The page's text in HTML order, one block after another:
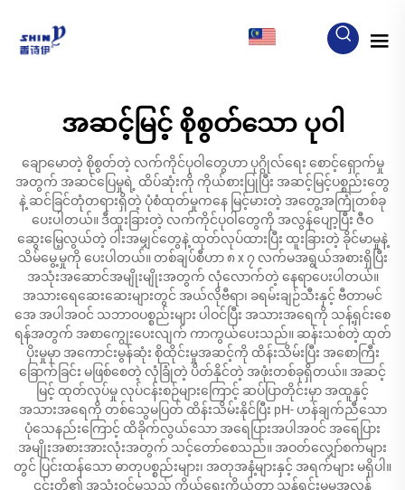
အဆင့်မြင့် စိုစွတ်သော ပုဝါ
ချောမောတဲ့ စိုစွတ်တဲ့ လက်ကိုင်ပုဝါတွေဟာ ပုဂ္ဂိုလ်ရေး စောင့်ရှောက်မှု
အတွက် အဆင်ပြေမှုရဲ့ ထိပ်ဆုံးကို ကိုယ်စားပြုပြီး အဆင့်မြင့်ပစ္စည်းတွေ
နဲ့ ဆင်ခြင်တုံတရားရှိတဲ့ ပုံစံထုတ်မှုကနေ မြင့်မားတဲ့ အတွေ့အကြုံတစ်ခု
ပေးပါတယ်။ ဒီထူးခြားတဲ့ လက်ကိုင်ပုဝါတွေကို အလွန်ပျော့ပြီး ဇီဝ
ဆွေးမြေ့လွယ်တဲ့ ဝါးအမျှင်တွေနဲ့ ထုတ်လုပ်ထားပြီး ထူးခြားတဲ့ ခိုင်မာမှုနဲ့
သိမ်မွေ့မှုကို ပေးပါတယ်။ တစ်ချပ်စီဟာ ၈ x ၇ လက်မအရွယ်အစားရှိပြီး
အသုံးအဆောင်အမျိုးမျိုးအတွက် လုံလောက်တဲ့ နေရာပေးပါတယ်။
အသားရေဆေးဆေးများတွင် အယ်လိုဗီရာ၊ ခရမ်းချဉ်သီးနှင့် ဗီတာမင်
အေ အပါအဝင် သဘာဝပစ္စည်းများ ပါဝင်ပြီး အသားအရေကို သန့်ရှင်းစေ
ရန်အတွက် အစာကျွေးပေးလျက် ကာကွယ်ပေးသည်။ ဆန်းသစ်တဲ့ ထုတ်
ပိုးမှုမှာ အကောင်းမွန်ဆုံး စိုထိုင်းမှုအဆင့်ကို ထိန်းသိမ်းပြီး အစောကြီး
ခြောက်ခြင်း မဖြစ်စေတဲ့ လုံခြုံတဲ့ ပိတ်နိုင်တဲ့ အဖုံးတစ်ခုရှိတယ်။ အဆင့်
မြင့် ထုတ်လုပ်မှု လုပ်ငန်းစဉ်များကြောင့် ဆပ်ပြာတိုင်းမှာ အထူနှင့်
အသားအရေကို တစ်သွေမပြတ် ထိန်းသိမ်းနိုင်ပြီး pH- ဟန်ချက်ညီသော
ပုံသေနည်းကြောင့် ထိခိုက်လွယ်သော အရေပြားအပါအဝင် အရေပြား
အမျိုးအစားအားလုံးအတွက် သင့်တော်စေသည်။ အဝတ်လျှော်စက်များ
တွင် ပြင်းထန်သော ဓာတုပစ္စည်းများ၊ အတုအနံ့များနှင့် အရက်များ မရှိပါ။
၎င်းတို့၏ အသုံးဝင်မှုသည် ကိုယ်ရေးကိုယ်တာ သန့်ရှင်းမှုမှအလွန်